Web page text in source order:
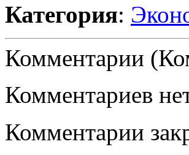
Категория:
Комментарии
Комментариев
Комментарии